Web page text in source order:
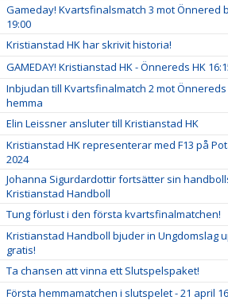
Gameday! Kvartsfinalsmatch 3 mot Önnered
19:00
Kristianstad HK har skrivit historia!
GAMEDAY! Kristianstad HK - Önnereds HK
Inbjudan till Kvartsfinalmatch 2 mot Önnereds
hemma
Elin Leissner ansluter till Kristianstad HK
Kristianstad HK representerar med F13 på
2024
Johanna Sigurdardottir fortsätter sin
Kristianstad Handboll
Tung förlust i den första kvartsfinalmatchen!
Kristianstad Handboll bjuder in Ungdomslag
gratis!
Ta chansen att vinna ett Slutspelspaket!
Första hemmamatchen i slutspelet - 21 april